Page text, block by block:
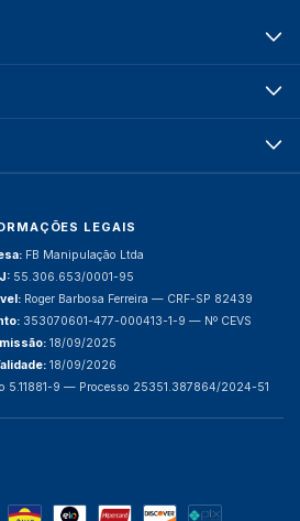
LEGAIS
FB Manipulação Ltda
55.306.653/0001-95
Roger Barbosa Ferreira — CRF-SP 82439
353070601-477-000413-1-9 — Nº CEVS
18/09/2025
18/09/2026
5.11881-9 — Processo 25351.387864/2024-51